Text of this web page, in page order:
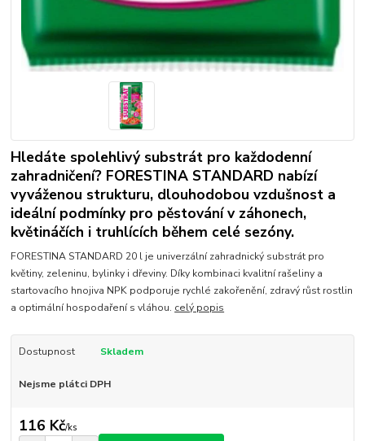
Hledáte spolehlivý substrát pro každodenní
zahradničení? FORESTINA STANDARD nabízí
vyváženou strukturu, dlouhodobou vzdušnost a
ideální podmínky pro pěstování v záhonech,
květináčích i truhlících během celé sezóny.
FORESTINA STANDARD 20 l je univerzální zahradnický substrát pro
květiny, zeleninu, bylinky i dřeviny. Díky kombinaci kvalitní rašeliny a
startovacího hnojiva NPK podporuje rychlé zakořenění, zdravý růst rostlin
a optimální hospodaření s vláhou. celý popis
Dostupnost Skladem
Nejsme plátci DPH
116 Kč/ks